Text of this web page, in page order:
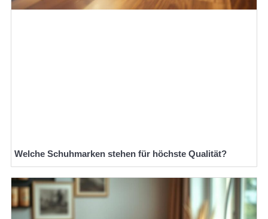
Welche Schuhmarken stehen für höchste Qualität?